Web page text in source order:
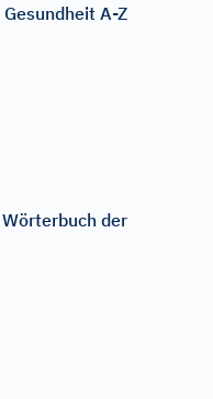
A-Z
der